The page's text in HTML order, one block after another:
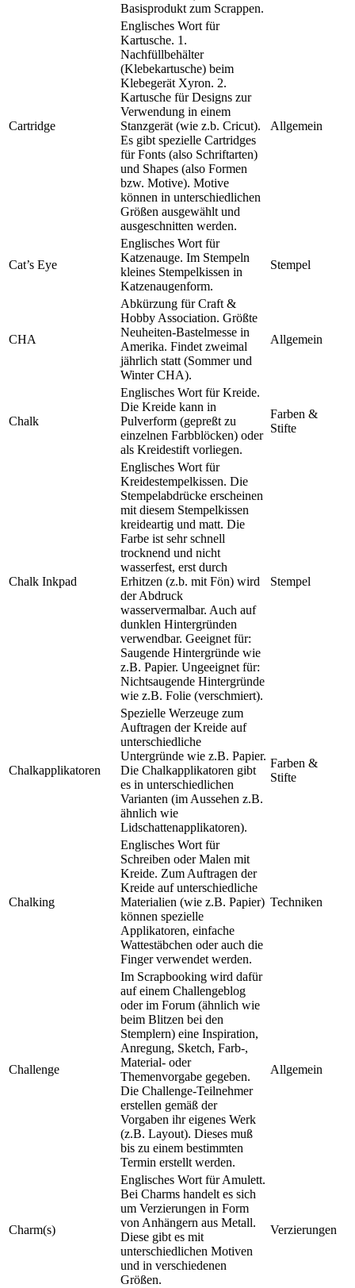
Basisprodukt zum Scrappen.
Cartridge
Englisches Wort für
Kartusche. 1.
Nachfüllbehälter
(Klebekartusche) beim
Klebegerät Xyron. 2.
Kartusche für Designs zur
Verwendung in einem
Stanzgerät (wie z.b. Cricut).
Es gibt spezielle Cartridges
für Fonts (also Schriftarten)
und Shapes (also Formen
bzw. Motive). Motive
können in unterschiedlichen
Größen ausgewählt und
ausgeschnitten werden.
Allgemein
Cat’s Eye
Englisches Wort für
Katzenauge. Im Stempeln
kleines Stempelkissen in
Katzenaugenform.
Stempel
CHA
Abkürzung für Craft &
Hobby Association. Größte
Neuheiten-Bastelmesse in
Amerika. Findet zweimal
jährlich statt (Sommer und
Winter CHA).
Allgemein
Chalk
Englisches Wort für Kreide.
Die Kreide kann in
Pulverform (gepreßt zu
einzelnen Farbblöcken) oder
als Kreidestift vorliegen.
Farben &
Stifte
Chalk Inkpad
Englisches Wort für
Kreidestempelkissen. Die
Stempelabdrücke erscheinen
mit diesem Stempelkissen
kreideartig und matt. Die
Farbe ist sehr schnell
trocknend und nicht
wasserfest, erst durch
Erhitzen (z.b. mit Fön) wird
der Abdruck
wasservermalbar. Auch auf
dunklen Hintergründen
verwendbar. Geeignet für:
Saugende Hintergründe wie
z.B. Papier. Ungeeignet für:
Nichtsaugende Hintergründe
wie z.B. Folie (verschmiert).
Stempel
Chalkapplikatoren
Spezielle Werzeuge zum
Auftragen der Kreide auf
unterschiedliche
Untergründe wie z.B. Papier.
Die Chalkapplikatoren gibt
es in unterschiedlichen
Varianten (im Aussehen z.B.
ähnlich wie
Lidschattenapplikatoren).
Farben &
Stifte
Chalking
Englisches Wort für
Schreiben oder Malen mit
Kreide. Zum Auftragen der
Kreide auf unterschiedliche
Materialien (wie z.B. Papier)
können spezielle
Applikatoren, einfache
Wattestäbchen oder auch die
Finger verwendet werden.
Techniken
Challenge
Im Scrapbooking wird dafür
auf einem Challengeblog
oder im Forum (ähnlich wie
beim Blitzen bei den
Stemplern) eine Inspiration,
Anregung, Sketch, Farb-,
Material- oder
Themenvorgabe gegeben.
Die Challenge-Teilnehmer
erstellen gemäß der
Vorgaben ihr eigenes Werk
(z.B. Layout). Dieses muß
bis zu einem bestimmten
Termin erstellt werden.
Allgemein
Charm(s)
Englisches Wort für Amulett.
Bei Charms handelt es sich
um Verzierungen in Form
von Anhängern aus Metall.
Diese gibt es mit
unterschiedlichen Motiven
und in verschiedenen
Größen.
Verzierungen